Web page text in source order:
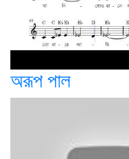
অরূপ পাল